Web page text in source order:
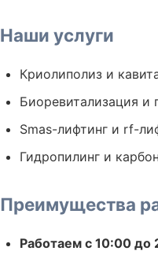
Наши услуги
Криолиполиз и
Биоревитализация и
Smas-лифтинг и rf-
Гидропилинг и
Преимущества
Работаем с 10:00